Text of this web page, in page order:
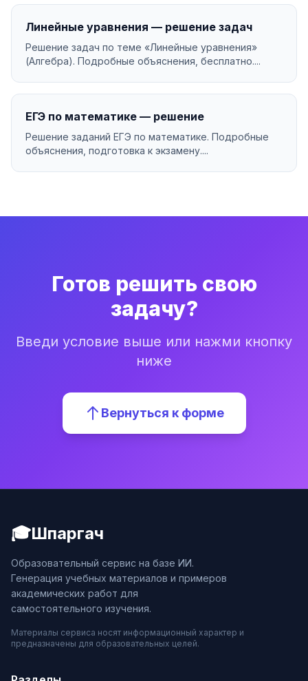
Линейные уравнения — решение задач
Решение задач по теме «Линейные уравнения»
(Алгебра). Подробные объяснения, бесплатно....
ЕГЭ по математике — решение
Решение заданий ЕГЭ по математике. Подробные
объяснения, подготовка к экзамену....
Готов решить свою
задачу?
Введи условие выше или нажми кнопку
ниже
Вернуться к форме
🎓Шпаргач
Образовательный сервис на базе ИИ.
Генерация учебных материалов и примеров
академических работ для
самостоятельного изучения.
Материалы сервиса носят информационный характер и
предназначены для образовательных целей.